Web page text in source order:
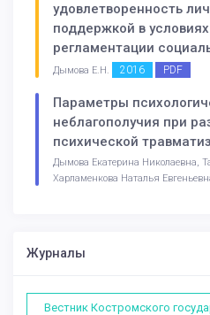
удовлетворенность
поддержкой в
регламентации
Дымова Е.Н. 2016 PDF
Параметры
неблагополучия при
психической
Дымова Екатерина Николаевна,
Харламенкова Наталья
Журналы
Вестник Костромского